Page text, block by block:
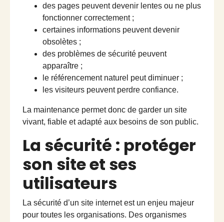
des pages peuvent devenir lentes ou ne plus
fonctionner correctement ;
certaines informations peuvent devenir
obsolètes ;
des problèmes de sécurité peuvent
apparaître ;
le référencement naturel peut diminuer ;
les visiteurs peuvent perdre confiance.
La maintenance permet donc de garder un site
vivant, fiable et adapté aux besoins de son public.
La sécurité : protéger
son site et ses
utilisateurs
La sécurité d’un site internet est un enjeu majeur
pour toutes les organisations. Des organismes